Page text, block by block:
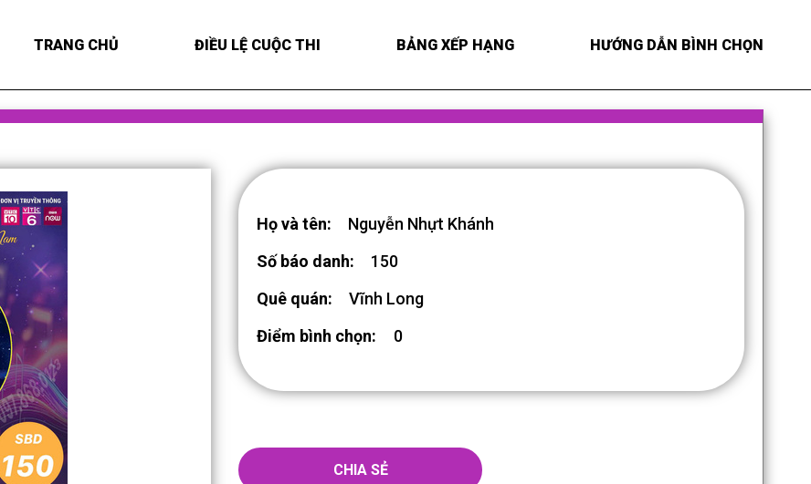
TRANG CHỦ ĐIỀU LỆ CUỘC THI BẢNG XẾP HẠNG HƯỚNG DẪN BÌNH CHỌN
Họ và tên:
Nguyễn Nhựt Khánh
Số báo danh:
150
Quê quán:
Vĩnh Long
Điểm bình chọn:
0
CHIA SẺ